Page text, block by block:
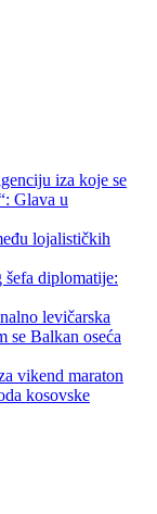
iza koje se
Glava u
lojalističkih
šefa diplomatije:
levičarska
se Balkan oseća
vikend maraton
kosovske